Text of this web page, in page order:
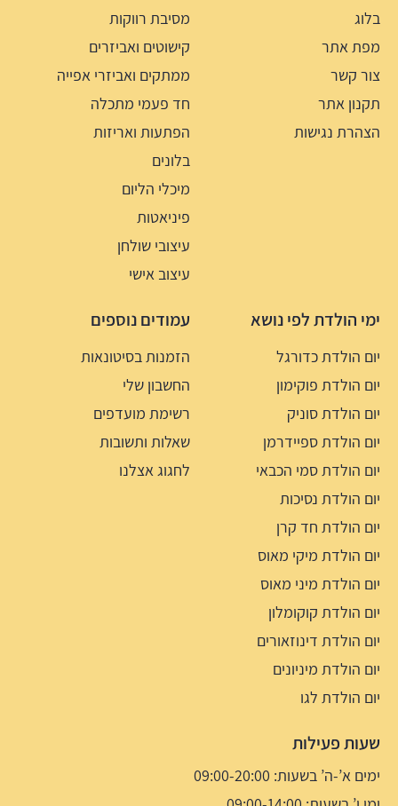
בלוג
מפת אתר
צור קשר
תקנון אתר
הצהרת נגישות
מסיבת רווקות
קישוטים ואביזרים
ממתקים ואביזרי אפייה
חד פעמי מתכלה
הפתעות ואריזות
בלונים
מיכלי הליום
פיניאטות
עיצובי שולחן
עיצוב אישי
ימי הולדת לפי נושא
יום הולדת כדורגל
יום הולדת פוקימון
יום הולדת סוניק
יום הולדת ספיידרמן
יום הולדת סמי הכבאי
יום הולדת נסיכות
יום הולדת חד קרן
יום הולדת מיקי מאוס
יום הולדת מיני מאוס
יום הולדת קוקומלון
יום הולדת דינוזאורים
יום הולדת מיניונים
יום הולדת לגו
עמודים נוספים
הזמנות בסיטונאות
החשבון שלי
רשימת מועדפים
שאלות ותשובות
לחגוג אצלנו
שעות פעילות
ימים א’-ה’ בשעות: 09:00-20:00